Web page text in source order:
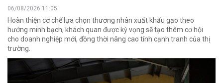
06/08/2026 11:05
Hoàn thiện cơ chế lựa chọn thương nhân xuất khẩu gạo theo
hướng minh bạch, khách quan được kỳ vọng sẽ tạo thêm cơ hội
cho doanh nghiệp mới, đồng thời nâng cao tính cạnh tranh của thị
trường.